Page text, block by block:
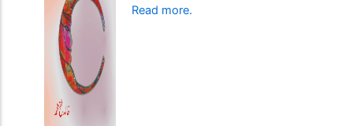
Read more.